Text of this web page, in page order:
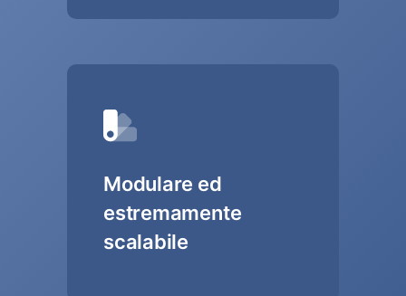
Modulare ed
estremamente
scalabile